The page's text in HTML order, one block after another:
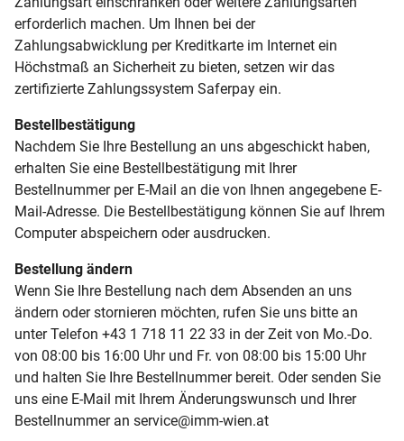
erforderlich machen. Um Ihnen bei der
Zahlungsabwicklung per Kreditkarte im Internet ein
Höchstmaß an Sicherheit zu bieten, setzen wir das
zertifizierte Zahlungssystem Saferpay ein.
Bestellbestätigung
Nachdem Sie Ihre Bestellung an uns abgeschickt haben,
erhalten Sie eine Bestellbestätigung mit Ihrer
Bestellnummer per E-Mail an die von Ihnen angegebene E-
Mail-Adresse. Die Bestellbestätigung können Sie auf Ihrem
Computer abspeichern oder ausdrucken.
Bestellung ändern
Wenn Sie Ihre Bestellung nach dem Absenden an uns
ändern oder stornieren möchten, rufen Sie uns bitte an
unter Telefon +43 1 718 11 22 33 in der Zeit von Mo.-Do.
von 08:00 bis 16:00 Uhr und Fr. von 08:00 bis 15:00 Uhr
und halten Sie Ihre Bestellnummer bereit. Oder senden Sie
uns eine E-Mail mit Ihrem Änderungswunsch und Ihrer
Bestellnummer an service@imm-wien.at